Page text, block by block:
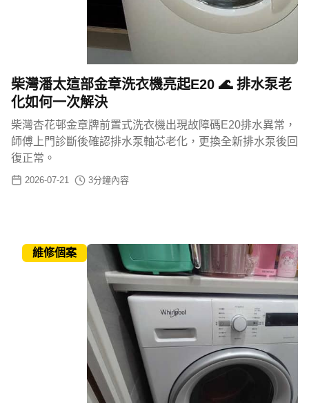
柴灣潘太這部金章洗衣機亮起E20 🌊 排水泵老
化如何一次解決
柴灣杏花邨金章牌前置式洗衣機出現故障碼E20排水異常，
師傅上門診斷後確認排水泵軸芯老化，更換全新排水泵後回
復正常。
2026-07-21 3分鐘內容
維修個案